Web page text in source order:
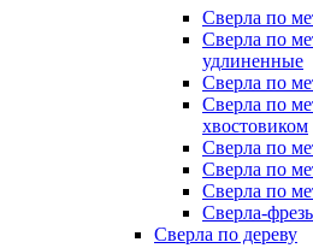
Сверла по
Сверла по
удлиненные
Сверла по
Сверла по
хвостовиком
Сверла по
Сверла по
Сверла по
Сверла-
Сверла по дереву